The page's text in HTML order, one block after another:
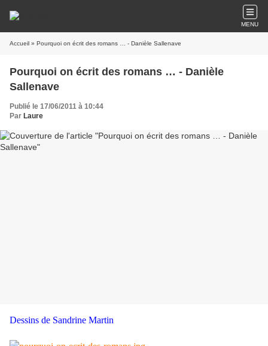
MENU
Accueil » Pourquoi on écrit des romans … - Danièle Sallenave
Pourquoi on écrit des romans … - Danièle
Sallenave
Publié le 17/06/2011 à 10:44
Par Laure
Dessins de Sandrine Martin